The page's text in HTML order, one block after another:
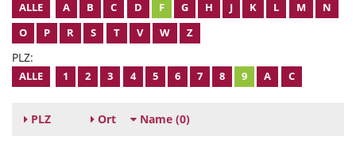
ALLE A B C D F G H J K L M
N
O
P R S T V W Z
PLZ:
ALLE 1 2 3 4 5 6 7 8 9 A C
PLZ Ort Name (0)